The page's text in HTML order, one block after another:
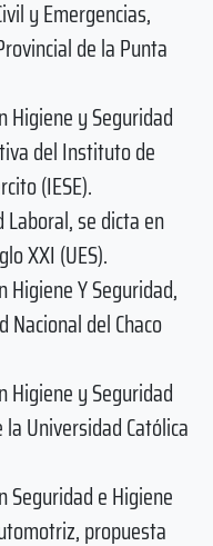
y Emergencias,
de la Punta
Higiene y Seguridad
del Instituto de
(IESE).
Laboral, se dicta en
XXI (UES).
Y Seguridad,
del Chaco
Higiene y Seguridad
Universidad Católica
Seguridad e Higiene
propuesta